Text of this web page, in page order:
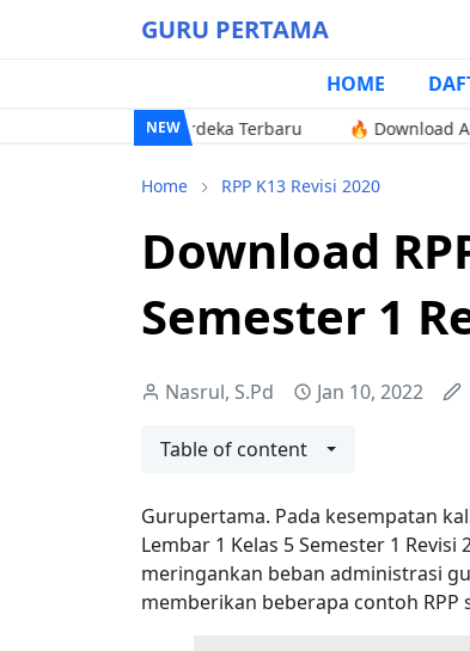
GURU PERTAMA
HOME
NEW
Merdeka Terbaru 🔥 Download Aplikasi
Home RPP K13 Revisi 2020
Download
Semester 1
Nasrul, S.Pd Jan 10, 2022
Table of content
Gurupertama. Pada kesempatan
Lembar 1 Kelas 5 Semester 1
meringankan beban administrasi
memberikan beberapa contoh